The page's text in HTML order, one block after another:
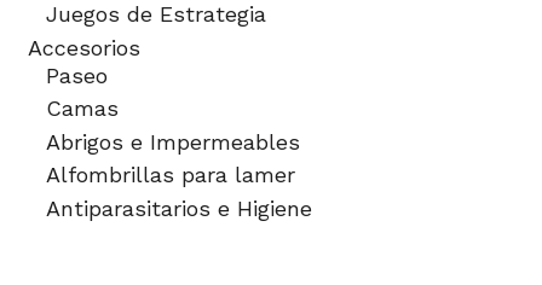
Juegos de Estrategia
Accesorios
Paseo
Camas
Abrigos e Impermeables
Alfombrillas para lamer
Antiparasitarios e Higiene